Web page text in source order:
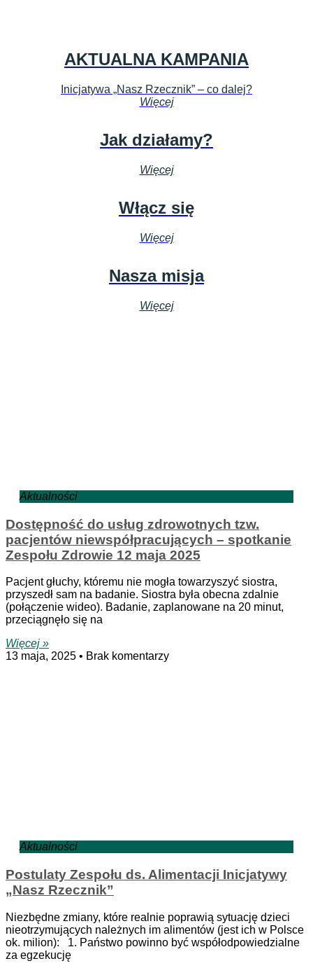
AKTUALNA KAMPANIA
Inicjatywa „Nasz Rzecznik” – co dalej?
Więcej
Jak działamy?
Więcej
Włącz się
Więcej
Nasza misja
Więcej
Aktualności
Dostępność do usług zdrowotnych tzw.
pacjentów niewspółpracujących – spotkanie
Zespołu Zdrowie 12 maja 2025
Pacjent głuchy, któremu nie mogła towarzyszyć siostra,
przyszedł sam na badanie. Siostra była obecna zdalnie
(połączenie wideo). Badanie, zaplanowane na 20 minut,
przeciągnęło się na
Więcej »
13 maja, 2025
Brak komentarzy
Aktualności
Postulaty Zespołu ds. Alimentacji Inicjatywy
„Nasz Rzecznik”
Niezbędne zmiany, które realnie poprawią sytuację dzieci
nieotrzymujących należnych im alimentów (jest ich w Polsce
ok. milion): 1. Państwo powinno być współodpowiedzialne
za egzekucję